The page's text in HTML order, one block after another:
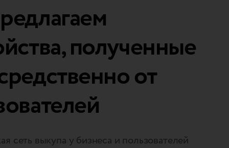
полученные
от
сеть выкупа у бизнеса и пользователей